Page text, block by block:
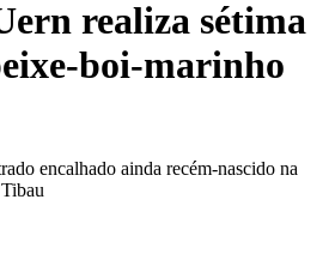
realiza sétima
boi-marinho
encalhado ainda recém-nascido na